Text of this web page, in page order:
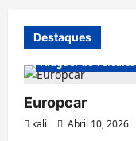
Destaques
Aluguer de Veículos
Europcar
kali Abril 10, 2026